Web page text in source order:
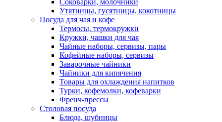
Соковарки, молочники
Утятницы, гусятницы, кокотницы
Посуда для чая и кофе
Термосы, термокружки
Кружки, чашки для чая
Чайные наборы, сервизы, пары
Кофейные наборы, сервизы
Заварочные чайники
Чайники для кипячения
Товары для охлаждения напитков
Турки, кофемолки, кофеварки
Френч-прессы
Столовая посуда
Блюда, шубницы